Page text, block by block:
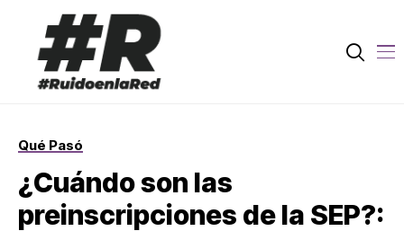
Qué Pasó
¿Cuándo son las
preinscripciones de la SEP?: